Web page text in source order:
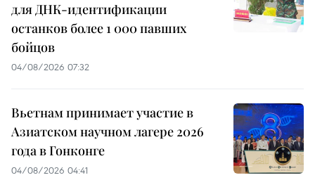
для ДНК-идентификации
останков более 1 000 павших
бойцов
04/08/2026 07:32
Вьетнам принимает участие в
Азиатском научном лагере 2026
года в Гонконге
04/08/2026 04:41